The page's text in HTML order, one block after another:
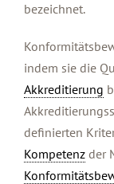
bezeichnet.
indem sie die
Akkreditierung
definierten
Kompetenz der